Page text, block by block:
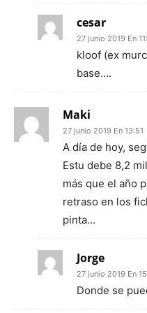
cesar
27 junio 2019 En
kloof (ex
base….
Maki
27 junio 2019 En 13:51
A día de hoy,
Estu debe 8,2
más que el año
retraso en los
pinta…
Jorge
27 junio 2019 En
Donde se